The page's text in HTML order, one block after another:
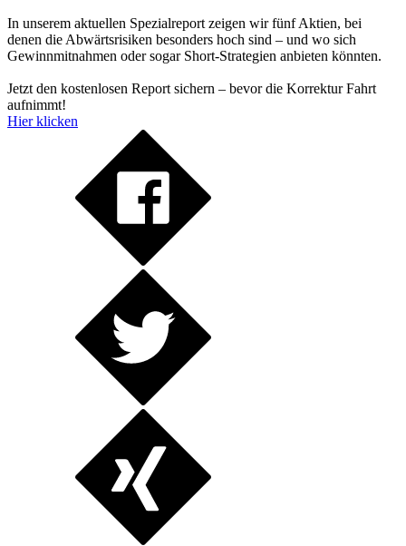
In unserem aktuellen Spezialreport zeigen wir fünf Aktien, bei
denen die Abwärtsrisiken besonders hoch sind – und wo sich
Gewinnmitnahmen oder sogar Short-Strategien anbieten könnten.
Jetzt den kostenlosen Report sichern – bevor die Korrektur Fahrt
aufnimmt!
Hier klicken